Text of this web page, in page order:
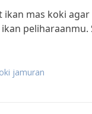
mas koki
jamuran